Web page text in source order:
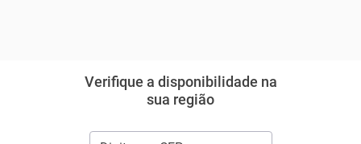
Verifique a disponibilidade na
sua região